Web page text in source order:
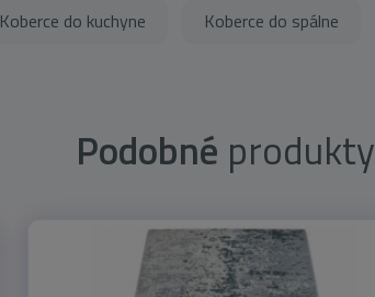
Koberce do kuchyne Koberce do spálne
Podobné produkty